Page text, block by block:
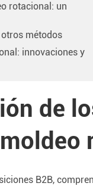
rotacional: un
métodos
innovaciones y
de
B2B,